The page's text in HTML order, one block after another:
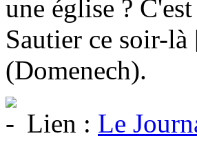
une église ?
Sautier ce soir-
(Domenech).
Lien : Le